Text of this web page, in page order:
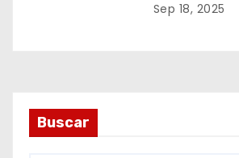
Sep 18, 2025
Buscar